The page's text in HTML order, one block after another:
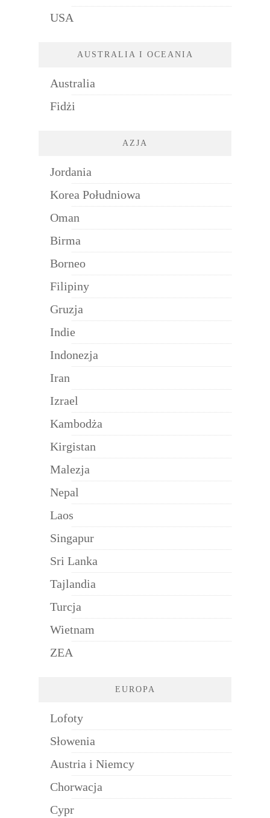
USA
AUSTRALIA I OCEANIA
Australia
Fidżi
AZJA
Jordania
Korea Południowa
Oman
Birma
Borneo
Filipiny
Gruzja
Indie
Indonezja
Iran
Izrael
Kambodża
Kirgistan
Malezja
Nepal
Laos
Singapur
Sri Lanka
Tajlandia
Turcja
Wietnam
ZEA
EUROPA
Lofoty
Słowenia
Austria i Niemcy
Chorwacja
Cypr